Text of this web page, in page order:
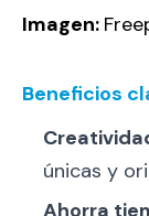
Imagen:
Beneficios
únicas y
Ahorra